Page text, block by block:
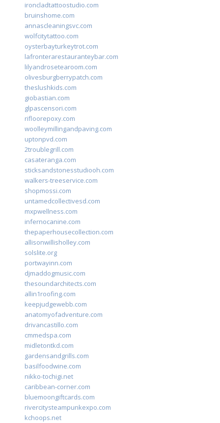
ironcladtattoostudio.com
bruinshome.com
annascleaningsvc.com
wolfcitytattoo.com
oysterbayturkeytrot.com
lafronterarestauranteybar.com
lilyandrosetearoom.com
olivesburgberrypatch.com
theslushkids.com
giobastian.com
glpascensori.com
rifloorepoxy.com
woolleymillingandpaving.com
uptonpvd.com
2troublegrill.com
casateranga.com
sticksandstonesstudiooh.com
walkers-treeservice.com
shopmossi.com
untamedcollectivesd.com
mxpwellness.com
infernocanine.com
thepaperhousecollection.com
allisonwillisholley.com
solslite.org
portwayinn.com
djmaddogmusic.com
thesoundarchitects.com
allin1roofing.com
keepjudgewebb.com
anatomyofadventure.com
drivancastillo.com
cmmedspa.com
midletontkd.com
gardensandgrills.com
basilfoodwine.com
nikko-tochigi.net
caribbean-corner.com
bluemoongiftcards.com
rivercitysteampunkexpo.com
kchoops.net